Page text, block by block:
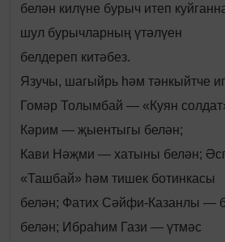
белән килүне бурыч итеп
шул бурычларның үтәлүен
белдереп китәбез.
Язучы, шагыйрь һәм тәнкыйтче
Гомәр Толымбай — «Куян
Кәрим — җыентыгы белән;
Кави Нәҗми — хатыны белән;
«Ташбай» һәм тишек ботинкасы
белән; Фатих Сәйфи-Казанлы —
белән; Ибраһим Гази — үтмәс